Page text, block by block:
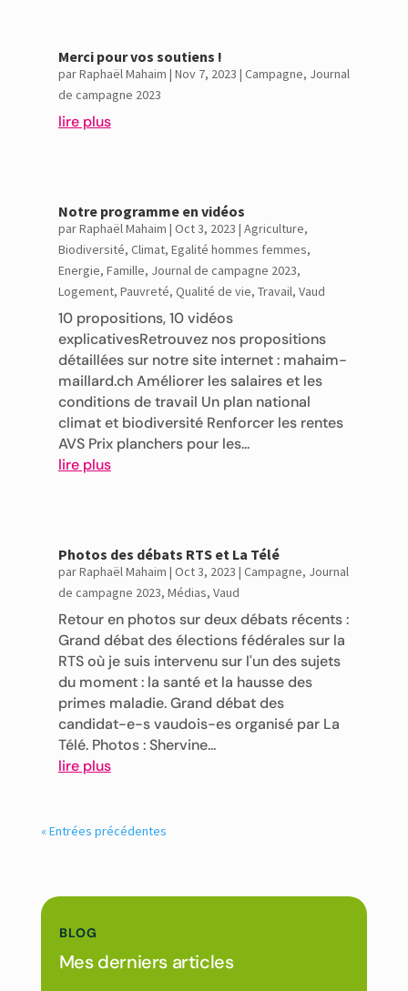
Merci pour vos soutiens !
parRaphaël Mahaim | Nov 7, 2023 | Campagne, Journal
de campagne 2023
lire plus
Notre programme en vidéos
parRaphaël Mahaim | Oct 3, 2023 | Agriculture,
Biodiversité, Climat, Egalité hommes femmes,
Energie, Famille, Journal de campagne 2023,
Logement, Pauvreté, Qualité de vie, Travail, Vaud
10 propositions, 10 vidéos
explicativesRetrouvez nos propositions
détaillées sur notre site internet : mahaim-
maillard.ch Améliorer les salaires et les
conditions de travail Un plan national
climat et biodiversité Renforcer les rentes
AVS Prix planchers pour les...
lire plus
Photos des débats RTS et La Télé
parRaphaël Mahaim | Oct 3, 2023 | Campagne, Journal
de campagne 2023, Médias, Vaud
Retour en photos sur deux débats récents :
Grand débat des élections fédérales sur la
RTS où je suis intervenu sur l'un des sujets
du moment : la santé et la hausse des
primes maladie. Grand débat des
candidat-e-s vaudois-es organisé par La
Télé. Photos : Shervine...
lire plus
« Entrées précédentes
BLOG
Mes derniers articles